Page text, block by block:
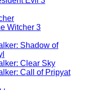
Witcher 3
Shadow of
Clear Sky
Call of Pripyat